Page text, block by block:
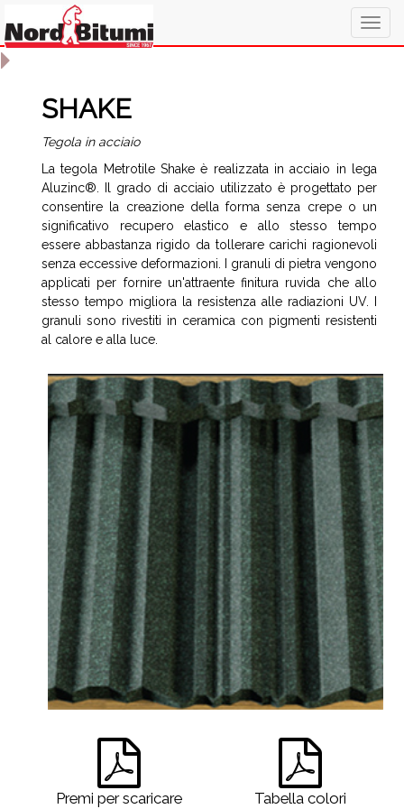
SHAKE
Tegola in acciaio
La tegola Metrotile Shake è realizzata in acciaio in lega
Aluzinc®. Il grado di acciaio utilizzato è progettato per
consentire la creazione della forma senza crepe o un
significativo recupero elastico e allo stesso tempo
essere abbastanza rigido da tollerare carichi ragionevoli
senza eccessive deformazioni. I granuli di pietra vengono
applicati per fornire un'attraente finitura ruvida che allo
stesso tempo migliora la resistenza alle radiazioni UV. I
granuli sono rivestiti in ceramica con pigmenti resistenti
al calore e alla luce.
Premi per scaricare Tabella colori